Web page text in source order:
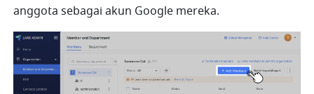
anggota sebagai akun Google mereka.